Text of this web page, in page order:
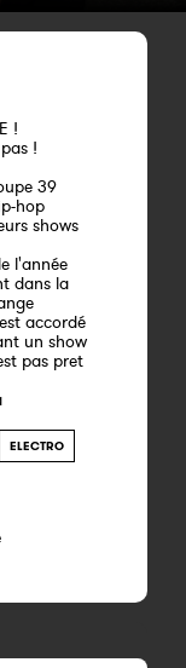
!
!
39
hop
shows
l'année
dans la
accordé
un show
pas pret
ELECTRO